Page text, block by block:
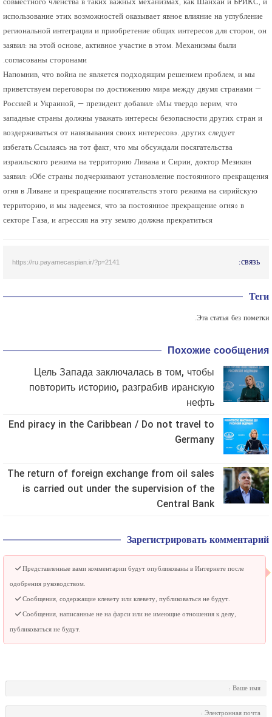
использование этих возможностей оказывает явное влияние на углубление
региональной интеграции и приобретение общих интересов для сторон, он
заявил: на этой основе, активное участие в этом. Механизмы были
согласованы сторонами.
Напомнив, что война не является подходящим решением проблем, и мы
приветствуем переговоры по достижению мира между двумя странами —
Россией и Украиной, — президент добавил: «Мы твердо верим, что
западные страны должны уважать интересы безопасности других стран и
воздерживаться от навязывания своих интересов». других следует
избегать.Ссылаясь на тот факт, что мы обсуждали посягательства
израильского режима на территорию Ливана и Сирии, доктор Мезикян
заявил: «Обе страны подчеркивают установление постоянного прекращения
огня в Ливане и прекращение посягательств этого режима на сирийскую
территорию, и мы надеемся, что за постоянное прекращение огня» в
секторе Газа, и агрессия на эту землю должна прекратиться
связь:
https://ru.payamecaspian.ir/?p=2141
Теги
Эта статья без пометки.
Похожие сообщения
Цель Запада заключалась в том, чтобы
повторить историю, разграбив иранскую
нефть
End piracy in the Caribbean / Do not travel to
Germany
The return of foreign exchange from oil sales
is carried out under the supervision of the
Central Bank
Зарегистрировать комментарий
Представленные вами комментарии будут опубликованы в Интернете после
одобрения руководством.
Сообщения, содержащие клевету или клевету, публиковаться не будут.
Сообщения, написанные не на фарси или не имеющие отношения к делу,
публиковаться не будут.